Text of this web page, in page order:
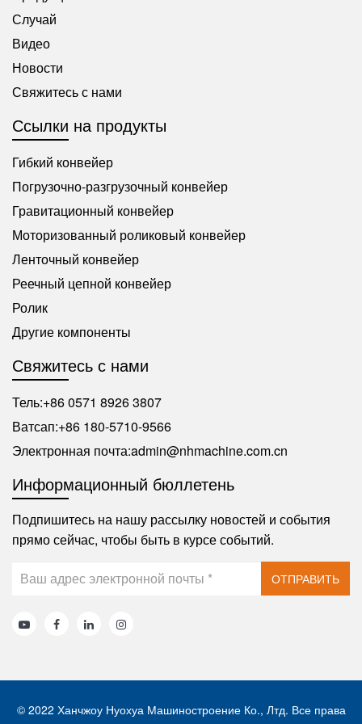
перенастраивая конвейерную систему для производства
различных продуктов. Применение гибких конвейеров
Гибкие конвейерные системы широко используются в
таких отраслях, как автомобилестроение, электроника,
выполнения заказов электронной коммерции. Они
продукции, а также
простоя, повышение производительности и надежность
цепочки поставок. Независимо от размера вашей цепочки
поставок, внедрение роликового конвейера — разумный
выбор.
Случай
Видео
Новости
Свяжитесь с нами
Ссылки на продукты
Гибкий конвейер
Погрузочно-разгрузочный конвейер
Гравитационный конвейер
Моторизованный роликовый конвейер
Ленточный конвейер
Реечный цепной конвейер
Ролик
Другие компоненты
Свяжитесь с нами
Тель:+86 0571 8926 3807
Ватсап:+86 180-5710-9566
Электронная почта:admin@nhmachine.com.cn
Информационный бюллетень
Подпишитесь на нашу рассылку новостей и события
прямо сейчас, чтобы быть в курсе событий.
ОТПРАВИТЬ
© 2022 Ханчжоу Нуохуа Машиностроение Ко., Лтд. Все права